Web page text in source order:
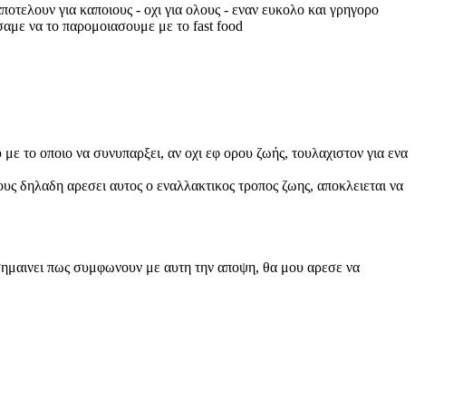
για καποιους - οχι για ολους - εναν ευκολο και γρηγορο
να το παρομοιασουμε με το fast food
το οποιο να συνυπαρξει, αν οχι εφ ορου ζωής, τουλαχιστον για ενα
δηλαδη αρεσει αυτος ο εναλλακτικος τροπος ζωης, αποκλειεται να
πως συμφωνουν με αυτη την αποψη, θα μου αρεσε να